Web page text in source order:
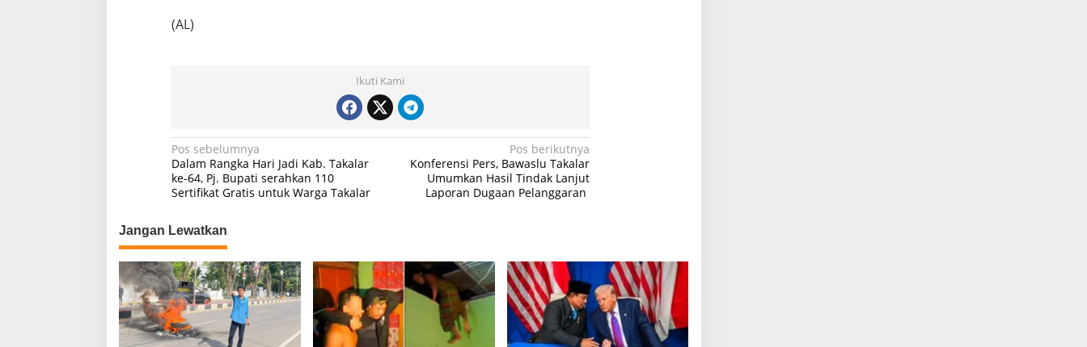
(AL)
Ikuti Kami
N
a
v
i
g
a
s
i
p
Pos sebelumnya
Dalam Rangka Hari Jadi Kab. Takalar
ke-64, Pj. Bupati serahkan 110
Sertifikat Gratis untuk Warga Takalar
Pos berikutnya
Konferensi Pers, Bawaslu Takalar
Umumkan Hasil Tindak Lanjut
Laporan Dugaan Pelanggaran
Jangan Lewatkan